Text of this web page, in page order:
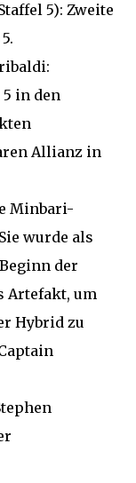
5): Zweite
in den
Allianz in
Minbari-
wurde als
der
Artefakt, um
Hybrid zu